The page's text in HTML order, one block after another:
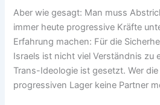
Aber wie gesagt: Man muss
immer heute progressive Kräfte
Erfahrung machen: Für die
Israels ist nicht viel Verständnis zu
Trans-Ideologie ist gesetzt. Wer
progressiven Lager keine Partner